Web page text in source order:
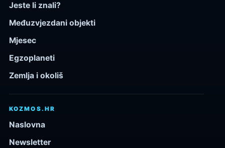
Jeste li znali?
Međuzvjezdani objekti
Mjesec
Egzoplaneti
Zemlja i okoliš
KOZMOS.HR
Naslovna
Newsletter